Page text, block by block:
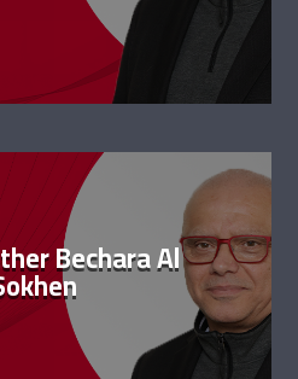
Bechara Al